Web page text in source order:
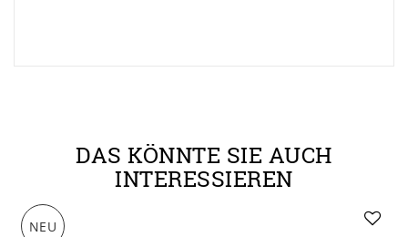
DAS KÖNNTE SIE AUCH
INTERESSIEREN
NEU